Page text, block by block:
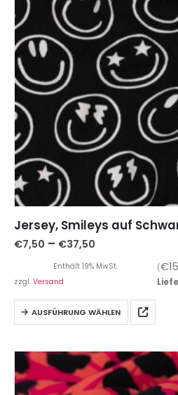
Jersey, Smileys auf
€7,50 – €37,50
Enthält 19% MwSt. (€
zzgl. Versand
AUSFÜHRUNG WÄHLEN